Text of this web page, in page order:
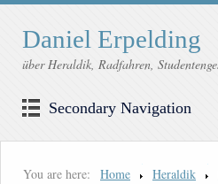
Daniel Erpelding
über Heraldik, Radfahren,
Secondary Navigation
You are here: Home Heraldik